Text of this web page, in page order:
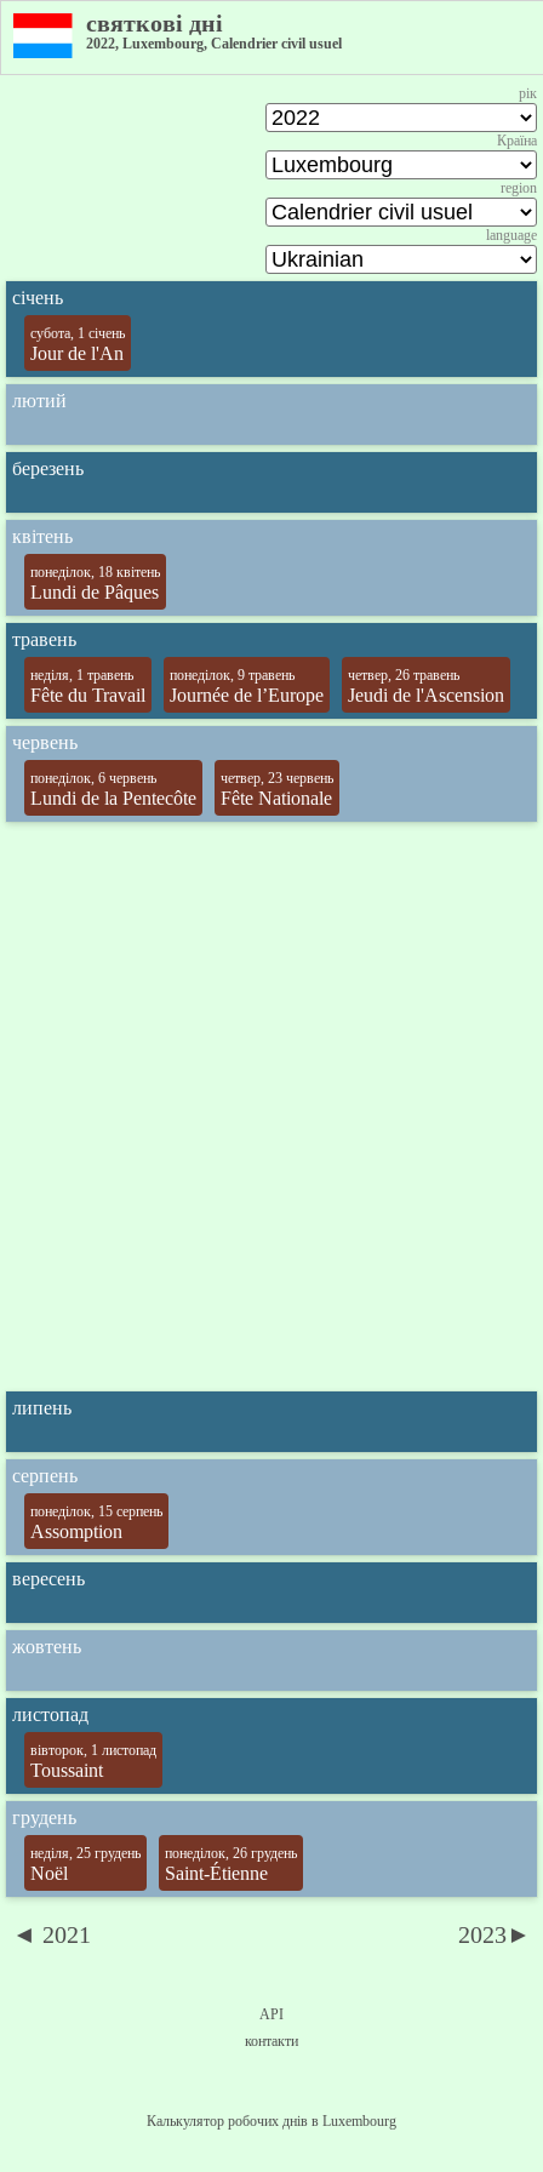
святкові дні
2022, Luxembourg, Calendrier civil usuel
рік
Країна
region
language
січень
субота, 1 січень
Jour de l'An
лютий
березень
квітень
понеділок, 18 квітень
Lundi de Pâques
травень
неділя, 1 травень
Fête du Travail
понеділок, 9 травень
Journée de l’Europe
четвер, 26 травень
Jeudi de l'Ascension
червень
понеділок, 6 червень
Lundi de la Pentecôte
четвер, 23 червень
Fête Nationale
липень
серпень
понеділок, 15 серпень
Assomption
вересень
жовтень
листопад
вівторок, 1 листопад
Toussaint
грудень
неділя, 25 грудень
Noël
понеділок, 26 грудень
Saint-Étienne
◄ 2021 2023►
API
контакти
Калькулятор робочих днів в Luxembourg